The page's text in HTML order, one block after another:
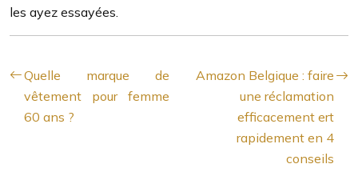
les ayez essayées.
Quelle marque de
vêtement pour femme
60 ans ?
Amazon Belgique : faire
une réclamation
efficacement ert
rapidement en 4
conseils